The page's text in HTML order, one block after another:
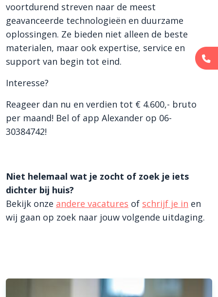
voortdurend streven naar de meest
geavanceerde technologieën en duurzame
oplossingen. Ze bieden niet alleen de beste
materialen, maar ook expertise, service en
support van begin tot eind.
Interesse?
Reageer dan nu en verdien tot € 4.600,- bruto
per maand! Bel of app Alexander op 06-
30384742!
Niet helemaal wat je zocht of zoek je iets
dichter bij huis?
Bekijk onze andere vacatures of schrijf je in en
wij gaan op zoek naar jouw volgende uitdaging.